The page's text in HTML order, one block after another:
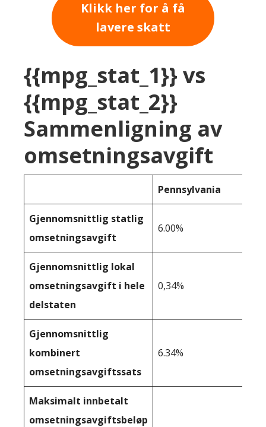
Klikk her for å få
lavere skatt
{{mpg_stat_1}} vs
{{mpg_stat_2}}
Sammenligning av
omsetningsavgift
Pennsylvania
Gjennomsnittlig statlig
omsetningsavgift
6.00%
Gjennomsnittlig lokal
omsetningsavgift i hele
delstaten
0,34%
Gjennomsnittlig
kombinert
omsetningsavgiftssats
6.34%
Maksimalt innbetalt
omsetningsavgiftsbeløp